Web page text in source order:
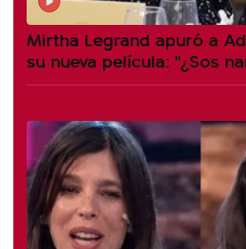
Mirtha Legrand apuró a
su nueva película: "¿Sos